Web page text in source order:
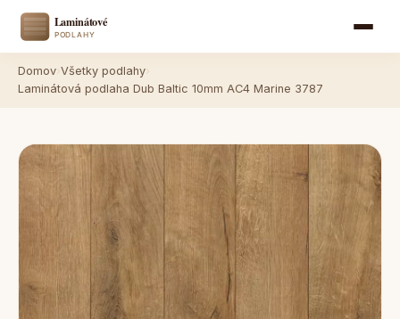
Domov Všetky podlahy
Laminátová podlaha Dub Baltic 10mm AC4 Marine 3787